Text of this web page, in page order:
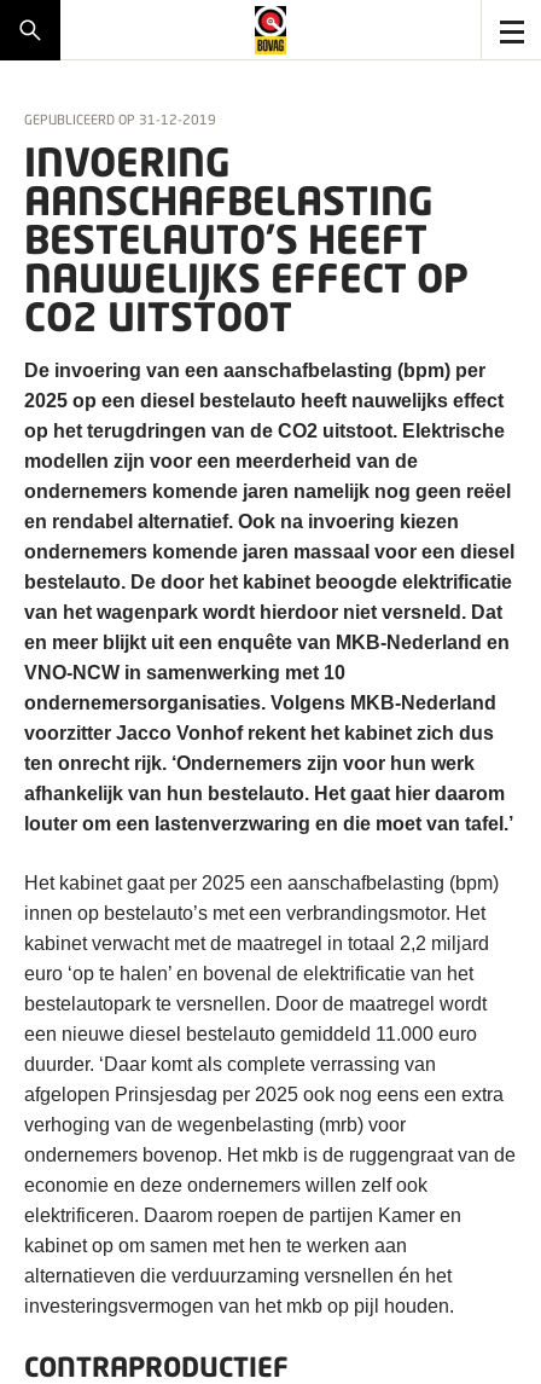
GEPUBLICEERD OP 31-12-2019
INVOERING
AANSCHAFBELASTING
BESTELAUTO’S HEEFT
NAUWELIJKS EFFECT OP
CO2 UITSTOOT
De invoering van een aanschafbelasting (bpm) per
2025 op een diesel bestelauto heeft nauwelijks effect
op het terugdringen van de CO2 uitstoot. Elektrische
modellen zijn voor een meerderheid van de
ondernemers komende jaren namelijk nog geen reëel
en rendabel alternatief. Ook na invoering kiezen
ondernemers komende jaren massaal voor een diesel
bestelauto. De door het kabinet beoogde elektrificatie
van het wagenpark wordt hierdoor niet versneld. Dat
en meer blijkt uit een enquête van MKB-Nederland en
VNO-NCW in samenwerking met 10
ondernemersorganisaties. Volgens MKB-Nederland
voorzitter Jacco Vonhof rekent het kabinet zich dus
ten onrecht rijk. ‘Ondernemers zijn voor hun werk
afhankelijk van hun bestelauto. Het gaat hier daarom
louter om een lastenverzwaring en die moet van tafel.’
Het kabinet gaat per 2025 een aanschafbelasting (bpm)
innen op bestelauto’s met een verbrandingsmotor. Het
kabinet verwacht met de maatregel in totaal 2,2 miljard
euro ‘op te halen’ en bovenal de elektrificatie van het
bestelautopark te versnellen. Door de maatregel wordt
een nieuwe diesel bestelauto gemiddeld 11.000 euro
duurder. ‘Daar komt als complete verrassing van
afgelopen Prinsjesdag per 2025 ook nog eens een extra
verhoging van de wegenbelasting (mrb) voor
ondernemers bovenop. Het mkb is de ruggengraat van de
economie en deze ondernemers willen zelf ook
elektrificeren. Daarom roepen de partijen Kamer en
kabinet op om samen met hen te werken aan
alternatieven die verduurzaming versnellen én het
investeringsvermogen van het mkb op pijl houden.
CONTRAPRODUCTIEF